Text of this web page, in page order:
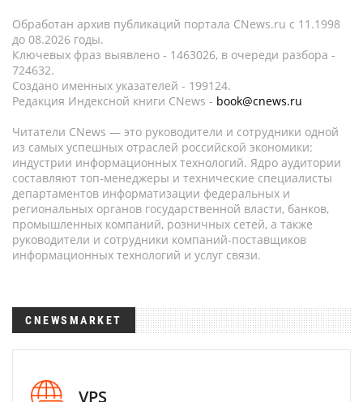
Обработан архив публикаций портала CNews.ru c 11.1998
до 08.2026 годы.
Ключевых фраз выявлено - 1463026, в очереди разбора -
724632.
Создано именных указателей - 199124.
Редакция Индексной книги CNews - book@cnews.ru
Читатели CNews — это руководители и сотрудники одной
из самых успешных отраслей российской экономики:
индустрии информационных технологий. Ядро аудитории
составляют топ-менеджеры и технические специалисты
департаментов информатизации федеральных и
региональных органов государственной власти, банков,
промышленных компаний, розничных сетей, а также
руководители и сотрудники компаний-поставщиков
информационных технологий и услуг связи.
CNEWSMARKET
VPS